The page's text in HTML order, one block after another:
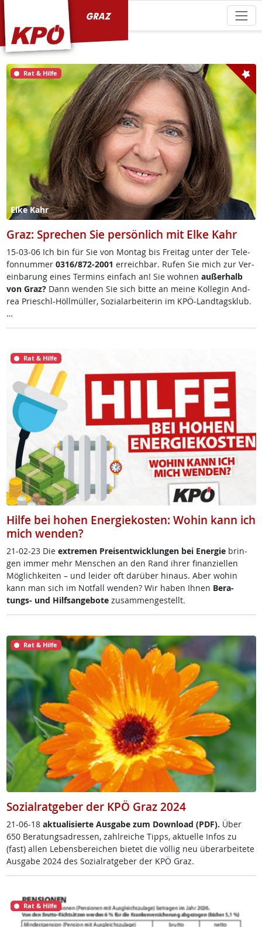
Rat & Hilfe
Elke Kahr
Graz: Sprechen Sie persönlich mit Elke Kahr
15-03-06 Ich bin für Sie von Mon­tag bis Frei­tag un­ter der Te­le­
fon­num­mer 0316/872-2001 er­reich­bar. Ru­fen Sie mich zur Ve­r­
ein­ba­rung ei­nes Ter­mins ein­fach an! Sie woh­nen au­ßer­halb
von Graz?Dann wen­den Sie sich bit­te an mei­ne Kol­le­gin And­
rea Prie­schl-Höll­mül­ler, So­zial­ar­bei­te­rin im KPÖ-Land­tags­klub.
…
Rat & Hilfe
Hilfe bei hohen Energiekosten: Wohin kann ich
mich wenden?
21-02-23 Die ex­t­re­men Preis­ent­wick­lun­gen bei En­er­giebrin­
gen im­mer mehr Men­schen an den Rand ih­rer fi­nan­zi­el­len
Mög­lich­kei­ten – und lei­der oft dar­über hin­aus. Aber wo­hin
kann man sich im Not­fall wen­den? Wir ha­ben Ih­nen Be­ra­
tungs- und Hilf­s­an­ge­bo­te zu­sam­men­ge­s­tellt.
Rat & Hilfe
Sozialratgeber der KPÖ Graz 2024
21-06-18 ak­tua­li­sier­te Aus­ga­be zum Down­load (PDF). Über
650 Be­ra­tungsadres­sen, zahl­rei­che Tipps, ak­tu­el­le In­fos zu
(fast) al­len Le­bens­be­rei­chen bie­tet die völ­lig neu über­ar­bei­te­te
Aus­ga­be 2024 des So­zial­rat­ge­ber der KPÖ Graz.
Rat & Hilfe